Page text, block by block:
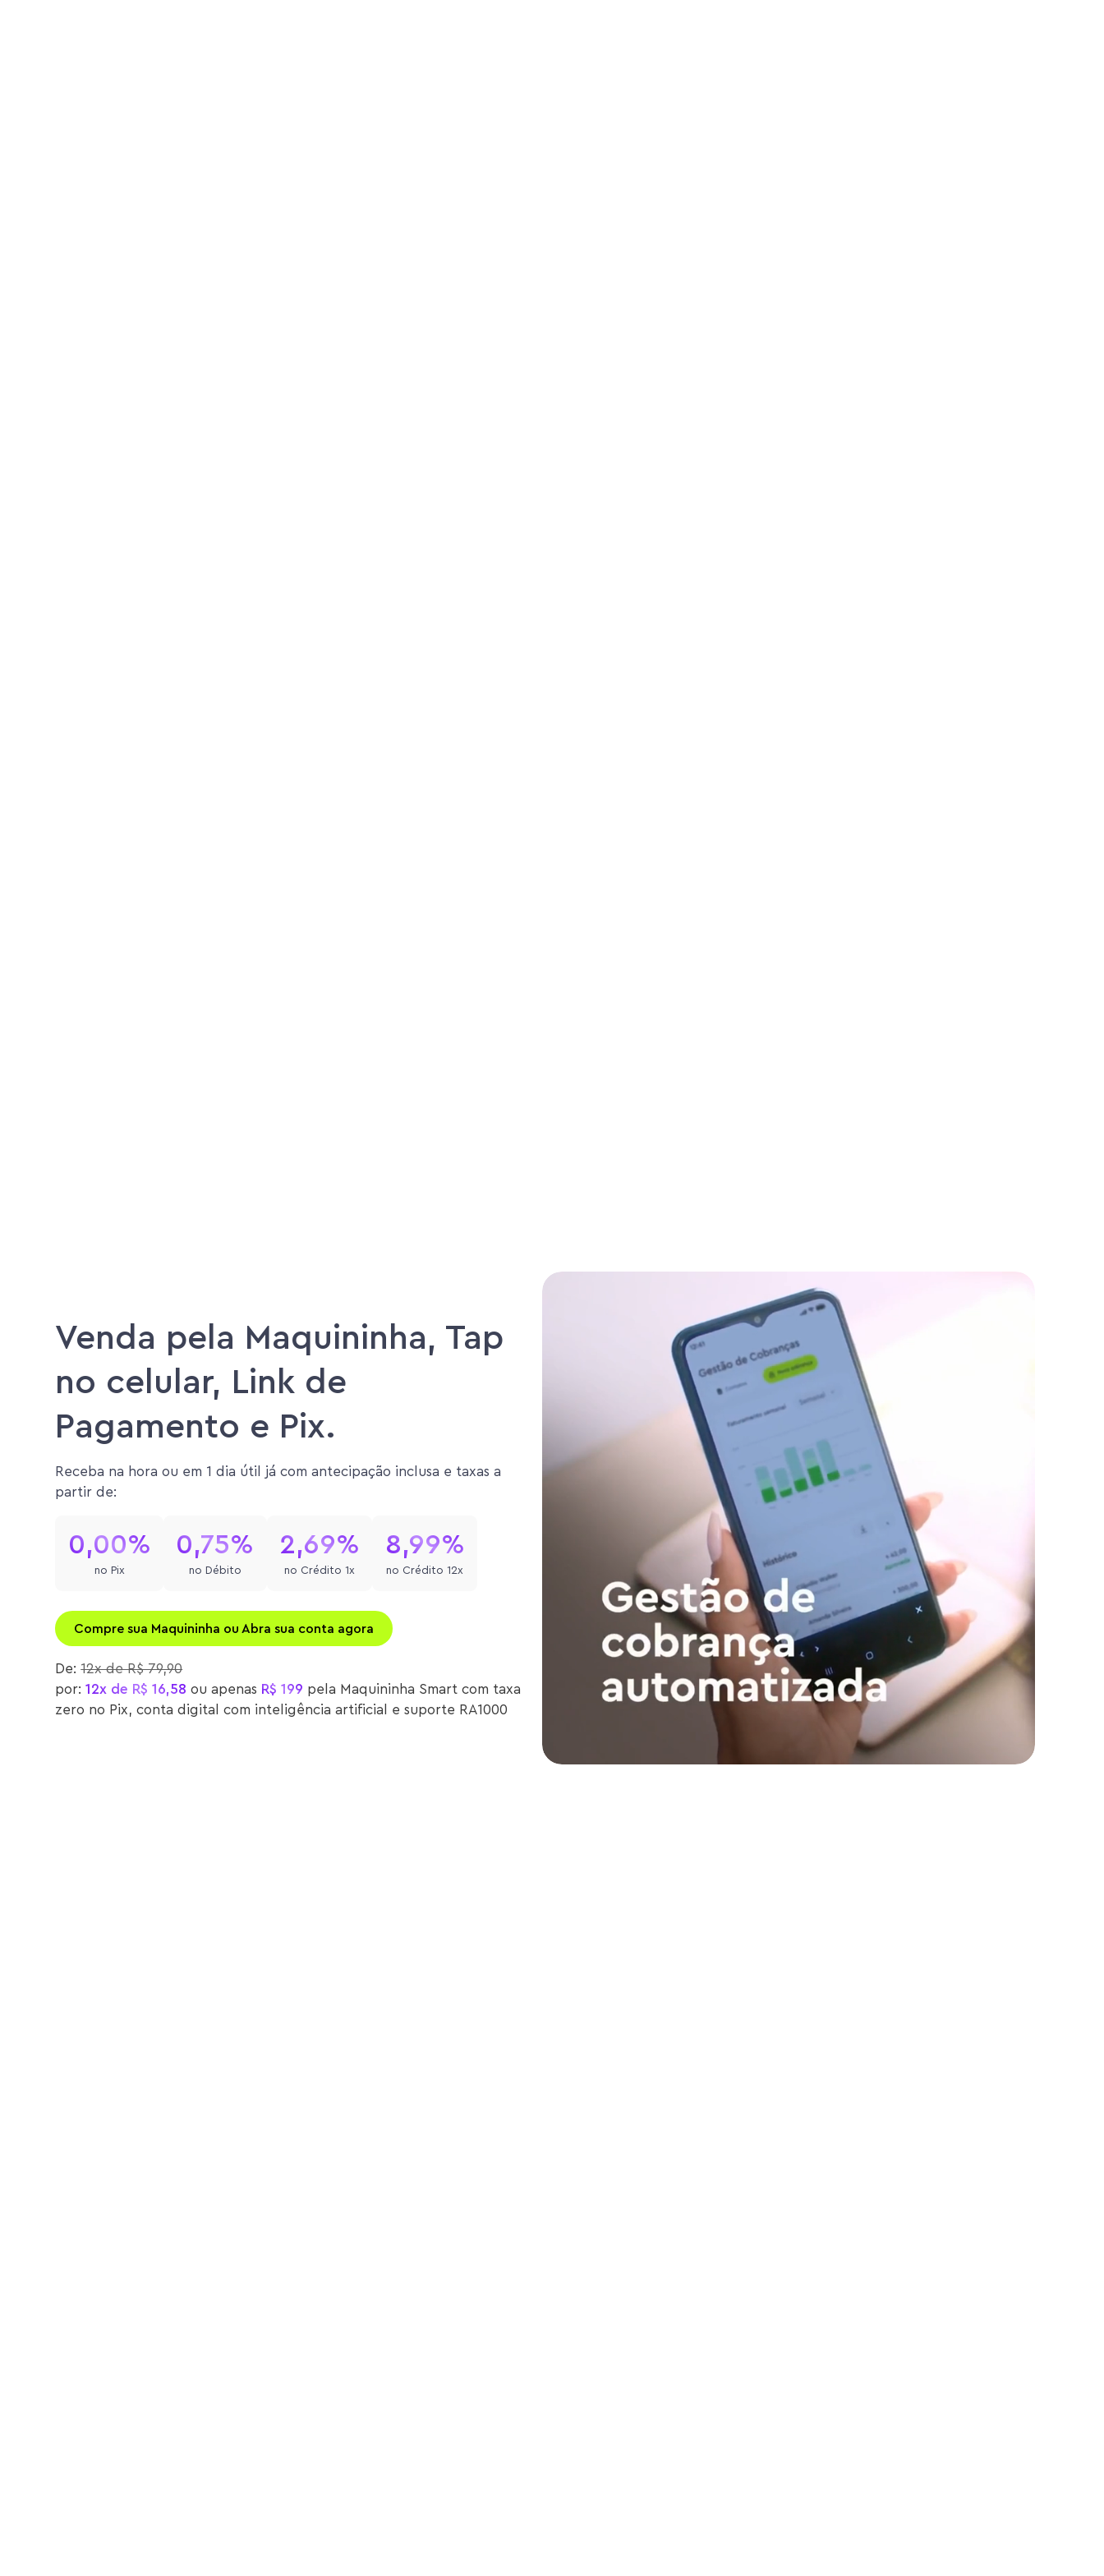
Venda pela Maquininha, Tap
no celular, Link de
Pagamento e Pix.
Receba na hora ou em 1 dia útil já com antecipação inclusa e taxas a
partir de:
0,00%
no Pix
0,75%
no Débito
2,69%
no Crédito 1x
8,99%
no Crédito 12x
Compre sua Maquininha ou Abra sua conta agora
De:12x de R$ 79,90
por:12x de R$ 16,58 ou apenas R$ 199 pela Maquininha Smart com taxa
zero no Pix, conta digital com inteligência artificial e suporte RA1000